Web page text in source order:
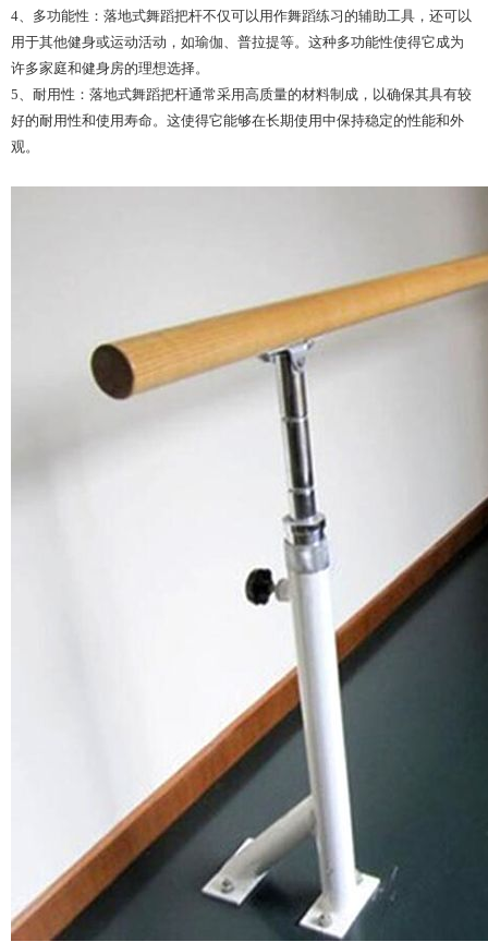
4、多功能性：落地式舞蹈把杆不仅可以用作舞蹈练习的辅助工具，还可以
用于其他健身或运动活动，如瑜伽、普拉提等。这种多功能性使得它成为
许多家庭和健身房的理想选择。
5、耐用性：落地式舞蹈把杆通常采用高质量的材料制成，以确保其具有较
好的耐用性和使用寿命。这使得它能够在长期使用中保持稳定的性能和外
观。